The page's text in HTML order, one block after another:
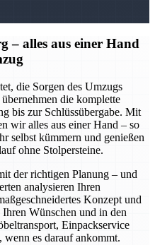
– alles aus einer Hand
die Sorgen des Umzugs
die komplette
bis zur Schlüssübergabe. Mit
wir alles aus einer Hand – so
selbst kümmern und genießen
ohne Stolpersteine.
der richtigen Planung – und
analysieren Ihren
Konzept und
Ihren Wünschen und in den
Einpackservice
es darauf ankommt.